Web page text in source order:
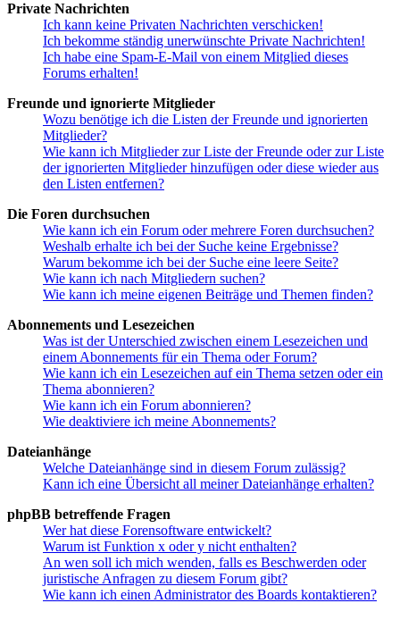
Private Nachrichten
Ich kann keine Privaten Nachrichten verschicken!
Ich bekomme ständig unerwünschte Private Nachrichten!
Ich habe eine Spam-E-Mail von einem Mitglied dieses
Forums erhalten!
Freunde und ignorierte Mitglieder
Wozu benötige ich die Listen der Freunde und ignorierten
Mitglieder?
Wie kann ich Mitglieder zur Liste der Freunde oder zur Liste
der ignorierten Mitglieder hinzufügen oder diese wieder aus
den Listen entfernen?
Die Foren durchsuchen
Wie kann ich ein Forum oder mehrere Foren durchsuchen?
Weshalb erhalte ich bei der Suche keine Ergebnisse?
Warum bekomme ich bei der Suche eine leere Seite?
Wie kann ich nach Mitgliedern suchen?
Wie kann ich meine eigenen Beiträge und Themen finden?
Abonnements und Lesezeichen
Was ist der Unterschied zwischen einem Lesezeichen und
einem Abonnements für ein Thema oder Forum?
Wie kann ich ein Lesezeichen auf ein Thema setzen oder ein
Thema abonnieren?
Wie kann ich ein Forum abonnieren?
Wie deaktiviere ich meine Abonnements?
Dateianhänge
Welche Dateianhänge sind in diesem Forum zulässig?
Kann ich eine Übersicht all meiner Dateianhänge erhalten?
phpBB betreffende Fragen
Wer hat diese Forensoftware entwickelt?
Warum ist Funktion x oder y nicht enthalten?
An wen soll ich mich wenden, falls es Beschwerden oder
juristische Anfragen zu diesem Forum gibt?
Wie kann ich einen Administrator des Boards kontaktieren?